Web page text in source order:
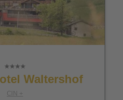
Waltershof
CIN +